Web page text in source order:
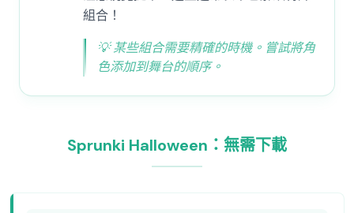
組合！
💡某些組合需要精確的時機。嘗試將角
色添加到舞台的順序。
Sprunki Halloween：無需下載